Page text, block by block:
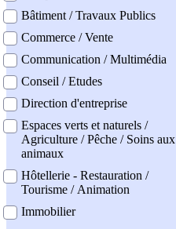
Bâtiment / Travaux Publics
Commerce / Vente
Communication / Multimédia
Conseil / Etudes
Direction d'entreprise
Espaces verts et naturels /
Agriculture / Pêche / Soins aux
animaux
Hôtellerie - Restauration /
Tourisme / Animation
Immobilier